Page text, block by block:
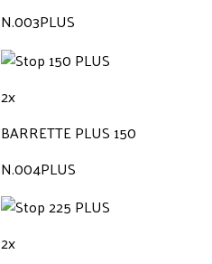
N.003PLUS
2x
BARRETTE PLUS 150
N.004PLUS
2x